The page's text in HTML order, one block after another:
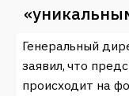
Генеральный
заявил, что
происходит на